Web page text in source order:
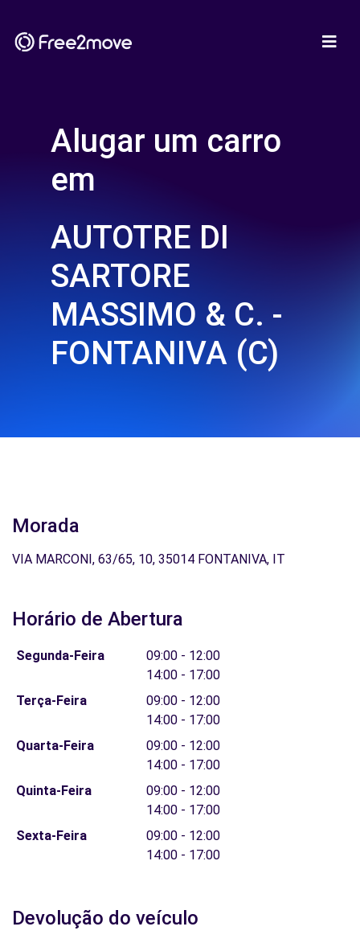
Alugar um carro
em
AUTOTRE DI
SARTORE
MASSIMO & C. -
FONTANIVA (C)
Morada
VIA MARCONI, 63/65, 10, 35014 FONTANIVA, IT
Horário de Abertura
Segunda-Feira
09:00 - 12:00
14:00 - 17:00
Terça-Feira
09:00 - 12:00
14:00 - 17:00
Quarta-Feira
09:00 - 12:00
14:00 - 17:00
Quinta-Feira
09:00 - 12:00
14:00 - 17:00
Sexta-Feira
09:00 - 12:00
14:00 - 17:00
Devolução do veículo